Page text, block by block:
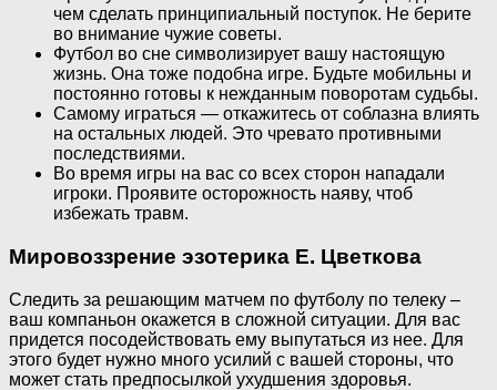
чем сделать принципиальный поступок. Не берите
во внимание чужие советы.
Футбол во сне символизирует вашу настоящую
жизнь. Она тоже подобна игре. Будьте мобильны и
постоянно готовы к нежданным поворотам судьбы.
Самому играться — откажитесь от соблазна влиять
на остальных людей. Это чревато противными
последствиями.
Во время игры на вас со всех сторон нападали
игроки. Проявите осторожность наяву, чтоб
избежать травм.
Мировоззрение эзотерика Е. Цветкова
Следить за решающим матчем по футболу по телеку –
ваш компаньон окажется в сложной ситуации. Для вас
придется посодействовать ему выпутаться из нее. Для
этого будет нужно много усилий с вашей стороны, что
может стать предпосылкой ухудшения здоровья.